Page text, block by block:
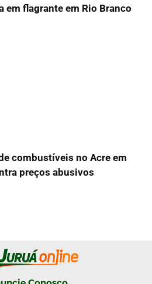
em flagrante em Rio Branco
combustíveis no Acre em
preços abusivos